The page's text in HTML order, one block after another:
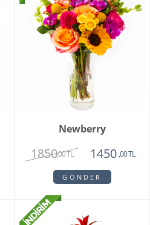
Newberry
1850,00 TL 1450 ,00 TL
GÖNDER